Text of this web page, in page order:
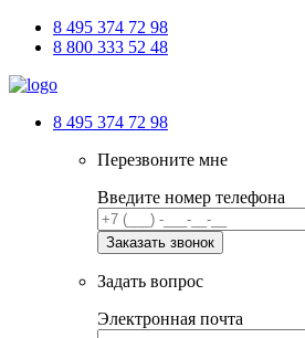
8 495 374 72 98
8 800 333 52 48
8 495 374 72 98
Перезвоните мне
Введите номер телефона
Задать вопрос
Электронная почта